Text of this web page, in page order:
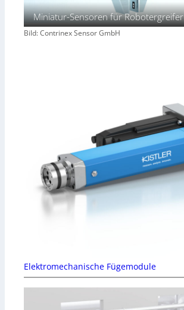
Miniatur-Sensoren für Robotergreifer
Bild: Contrinex Sensor GmbH
Elektromechanische Fügemodule